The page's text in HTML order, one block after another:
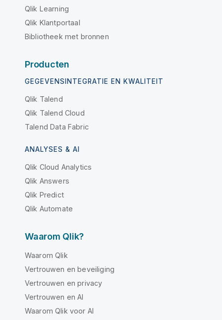
Qlik Learning
Qlik Klantportaal
Bibliotheek met bronnen
Producten
GEGEVENSINTEGRATIE EN KWALITEIT
Qlik Talend
Qlik Talend Cloud
Talend Data Fabric
ANALYSES & AI
Qlik Cloud Analytics
Qlik Answers
Qlik Predict
Qlik Automate
Waarom Qlik?
Waarom Qlik
Vertrouwen en beveiliging
Vertrouwen en privacy
Vertrouwen en AI
Waarom Qlik voor AI